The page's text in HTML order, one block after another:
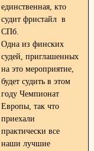
единственная, кто
судит фристайл в
СПб.
Одна из финских
судей, приглашенных
на это мероприятие,
будет судить в этом
году Чемпионат
Европы, так что
приехали
практически все
наши лучшие